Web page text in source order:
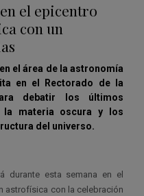
el epicentro
con un
el área de la astronomía
en el Rectorado de la
debatir los últimos
la materia oscura y los
del universo.
durante esta semana en el
astrofísica con la celebración